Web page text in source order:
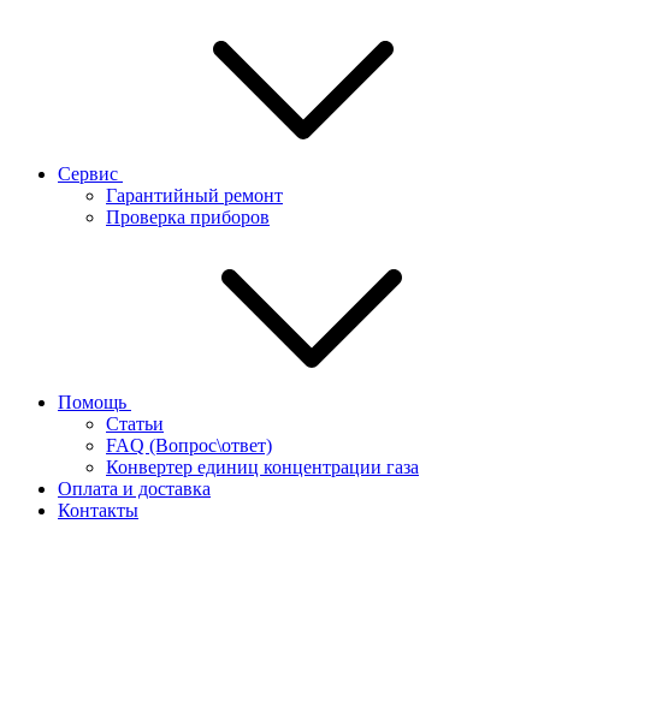
Сервис
Гарантийный ремонт
Проверка приборов
Помощь
Статьи
FAQ (Вопрос\ответ)
Конвертер единиц концентрации газа
Оплата и доставка
Контакты